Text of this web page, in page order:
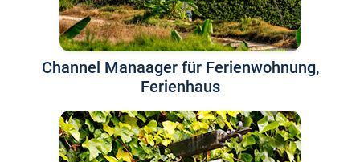
Channel Manaager für Ferienwohnung,
Ferienhaus